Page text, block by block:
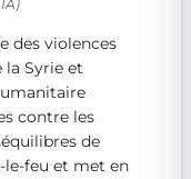
digital democracy
design,
accountability
des violences
la Syrie et
contre les
de
le-feu et met en